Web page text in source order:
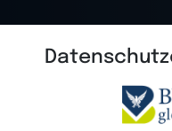
Home